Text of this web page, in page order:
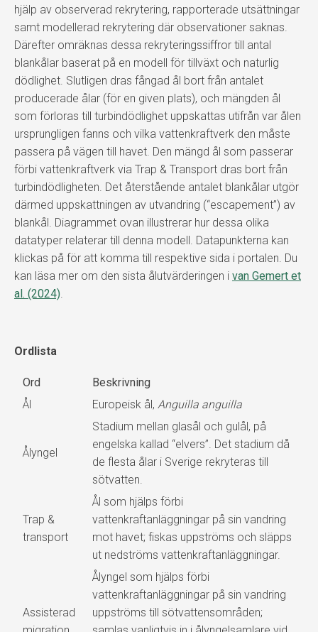
hjälp av observerad rekrytering, rapporterade utsättningar
samt modellerad rekrytering där observationer saknas.
Därefter omräknas dessa rekryteringssiffror till antal
blankålar baserat på en modell för tillväxt och naturlig
dödlighet. Slutligen dras fångad ål bort från antalet
producerade ålar (för en given plats), och mängden ål
som förloras till turbindödlighet uppskattas utifrån var ålen
ursprungligen fanns och vilka vattenkraftverk den måste
passera på vägen till havet. Den mängd ål som passerar
förbi vattenkraftverk via Trap & Transport dras bort från
turbindödligheten. Det återstående antalet blankålar utgör
därmed uppskattningen av utvandring (“escapement”) av
blankål. Diagrammet ovan illustrerar hur dessa olika
datatyper relaterar till denna modell. Datapunkterna kan
klickas på för att komma till respektive sida i portalen. Du
kan läsa mer om den sista ålutvärderingen i van Gemert et
al. (2024).
Ordlista
Ord
Beskrivning
Ål
Europeisk ål, Anguilla anguilla
Ålyngel
Stadium mellan glasål och gulål, på
engelska kallad “elvers”. Det stadium då
de flesta ålar i Sverige rekryteras till
sötvatten.
Trap &
transport
Ål som hjälps förbi
vattenkraftanläggningar på sin vandring
mot havet; fiskas uppströms och släpps
ut nedströms vattenkraftanläggningar.
Assisterad
Ålyngel som hjälps förbi
vattenkraftanläggningar på sin vandring
uppströms till sötvattensområden;